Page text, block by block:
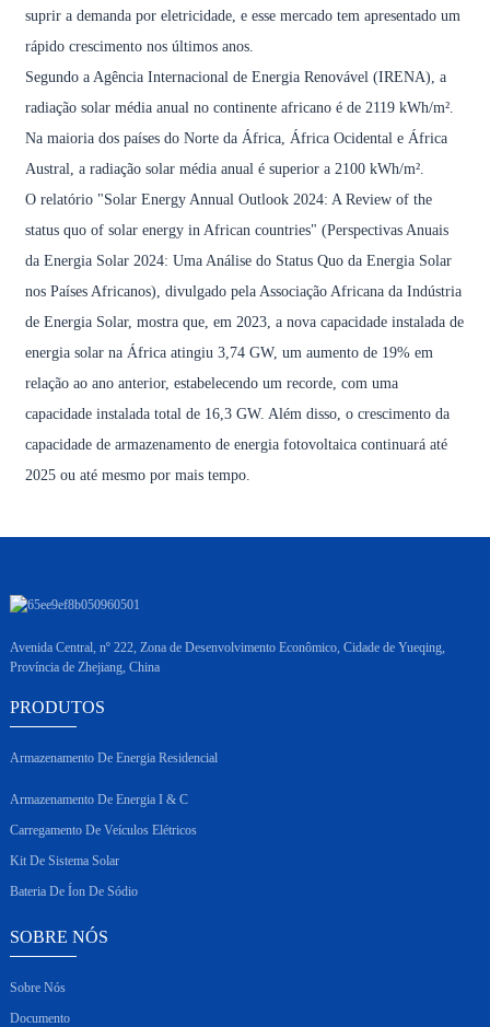
suprir a demanda por eletricidade, e esse mercado tem apresentado um
rápido crescimento nos últimos anos.
Segundo a Agência Internacional de Energia Renovável (IRENA), a
radiação solar média anual no continente africano é de 2119 kWh/m².
Na maioria dos países do Norte da África, África Ocidental e África
Austral, a radiação solar média anual é superior a 2100 kWh/m².
O relatório "Solar Energy Annual Outlook 2024: A Review of the
status quo of solar energy in African countries" (Perspectivas Anuais
da Energia Solar 2024: Uma Análise do Status Quo da Energia Solar
nos Países Africanos), divulgado pela Associação Africana da Indústria
de Energia Solar, mostra que, em 2023, a nova capacidade instalada de
energia solar na África atingiu 3,74 GW, um aumento de 19% em
relação ao ano anterior, estabelecendo um recorde, com uma
capacidade instalada total de 16,3 GW. Além disso, o crescimento da
capacidade de armazenamento de energia fotovoltaica continuará até
2025 ou até mesmo por mais tempo.
Avenida Central, nº 222, Zona de Desenvolvimento Econômico, Cidade de Yueqing,
Província de Zhejiang, China
PRODUTOS
Armazenamento De Energia Residencial
Armazenamento De Energia I & C
Carregamento De Veículos Elétricos
Kit De Sistema Solar
Bateria De Íon De Sódio
SOBRE NÓS
Sobre Nós
Documento